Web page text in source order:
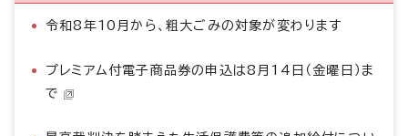
令和8年10月から、粗大ごみの対象が変わります
プレミアム付電子商品券の申込は8月14日（金曜日）ま
で